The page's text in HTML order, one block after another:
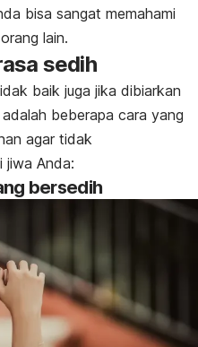
bisa sangat memahami
lain.
sedih
baik juga jika dibiarkan
beberapa cara yang
agar tidak
jiwa Anda:
bersedih